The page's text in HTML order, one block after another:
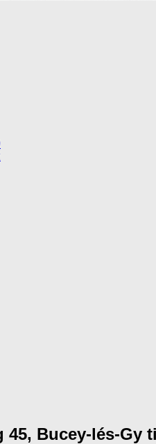
45, Bucey-lés-Gy